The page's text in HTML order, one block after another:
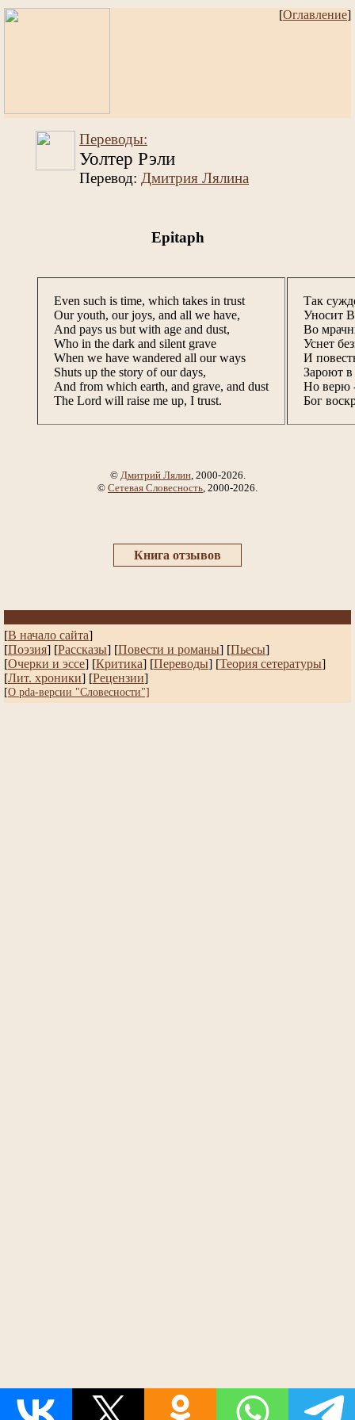
[Оглавление]
Переводы:
Уолтер Рэли
Перевод: Дмитрия Лялина
Epitaph
Even such is time, which takes in trust
Our youth, our joys, and all we have,
And pays us but with age and dust,
Who in the dark and silent grave
When we have wandered all our ways
Shuts up the story of our days,
And from which earth, and grave, and dust
The Lord will raise me up, I trust.
Так
Уносит
Во
Уснет
И
Зароют в
Но верю
Бог
© Дмитрий Лялин, 2000-2026.
© Сетевая Словесность , 2000-2026.
Книга отзывов
[В начало сайта]
[Поэзия] [Рассказы] [Повести и романы] [Пьесы]
[Очерки и эссе] [Критика] [Переводы] [Теория сетературы]
[Лит. хроники] [Рецензии]
[О pda-версии "Словесности"]